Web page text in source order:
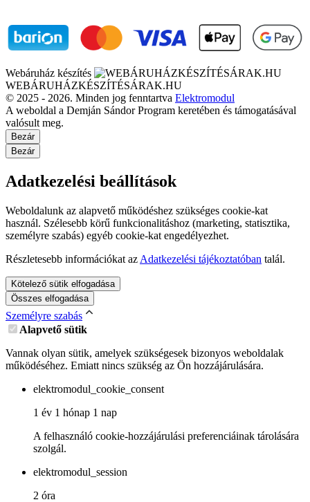
Webáruház készítés
WEBÁRUHÁZKÉSZÍTÉSÁRAK.HU
© 2025 - 2026. Minden jog fenntartva Elektromodul
A weboldal a Demján Sándor Program keretében és támogatásával
valósult meg.
Bezár
Bezár
Adatkezelési beállítások
Weboldalunk az alapvető működéshez szükséges cookie-kat
használ. Szélesebb körű funkcionalitáshoz (marketing, statisztika,
személyre szabás) egyéb cookie-kat engedélyezhet.
Részletesebb információkat az Adatkezelési tájékoztatóban talál.
Kötelező sütik elfogadása
Összes elfogadása
Személyre szabás
Alapvető sütik
Vannak olyan sütik, amelyek szükségesek bizonyos weboldalak
működéséhez. Emiatt nincs szükség az Ön hozzájárulására.
elektromodul_cookie_consent
1 év 1 hónap 1 nap
A felhasználó cookie-hozzájárulási preferenciáinak tárolására
szolgál.
elektromodul_session
2 óra